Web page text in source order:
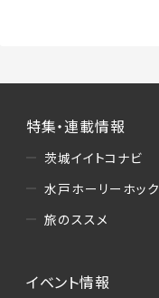
特集・連載情報
茨城イイトコナビ
水戸ホーリーホック
旅のススメ
イベント情報